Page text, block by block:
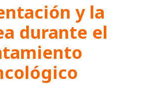
y la
durante el